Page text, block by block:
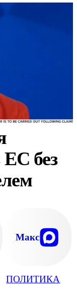
ПОЛИТИКА
без
Макс